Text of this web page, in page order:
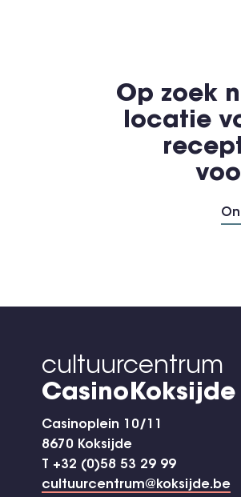
Op zoek
locatie
cultuurcentrum
CasinoKoksijde
Casinoplein 10/11
8670 Koksijde
T +32 (0)58 53 29 99
cultuurcentrum@koksijde.be